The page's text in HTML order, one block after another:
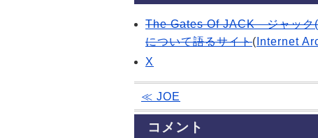
The Gates Of JACK ジャッ
について語るサイト( Internet
X
≪ JOE
コメント